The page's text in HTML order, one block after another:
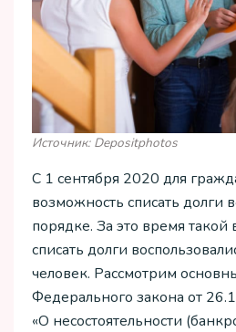
Источник: Depositphotos
С 1 сентября 2020 для
возможность списать долги
порядке. За это время
списать долги
человек. Рассмотрим
Федерального закона от
«О несостоятельности